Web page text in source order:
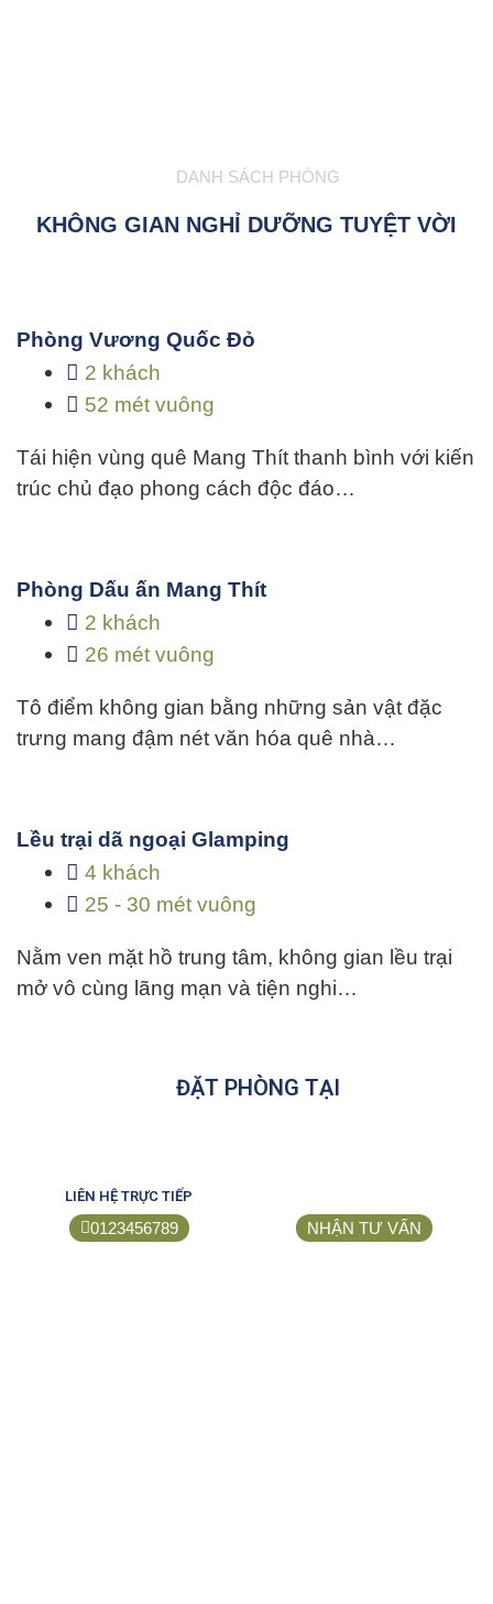
DANH SÁCH PHÒNG
KHÔNG GIAN NGHỈ DƯỠNG TUYỆT VỜI
Phòng Vương Quốc Đỏ
2 khách
52 mét vuông
Tái hiện vùng quê Mang Thít thanh bình với kiến
trúc chủ đạo phong cách độc đáo…
Phòng Dấu ấn Mang Thít
2 khách
26 mét vuông
Tô điểm không gian bằng những sản vật đặc
trưng mang đậm nét văn hóa quê nhà…
Lều trại dã ngoại Glamping
4 khách
25 - 30 mét vuông
Nằm ven mặt hồ trung tâm, không gian lều trại
mở vô cùng lãng mạn và tiện nghi…
ĐẶT PHÒNG TẠI
LIÊN HỆ TRỰC TIẾP
0123456789 NHẬN TƯ VẤN